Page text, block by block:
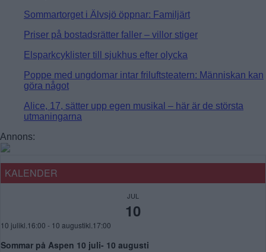
Sommartorget i Älvsjö öppnar: Familjärt
Priser på bostadsrätter faller – villor stiger
Elsparkcyklister till sjukhus efter olycka
Poppe med ungdomar intar friluftsteatern: Människan kan
göra något
Alice, 17, sätter upp egen musikal – här är de största
utmaningarna
Annons:
KALENDER
JUL
10
10 julikl.16:00 - 10 augustikl.17:00
Sommar på Aspen 10 juli- 10 augusti